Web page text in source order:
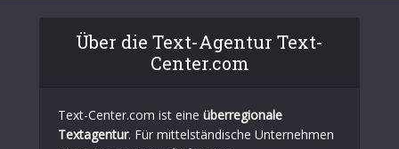
Über die Text-Agentur Text-
Center.com
Text-Center.com ist eine überregionale
Textagentur. Für mittelständische Unternehmen